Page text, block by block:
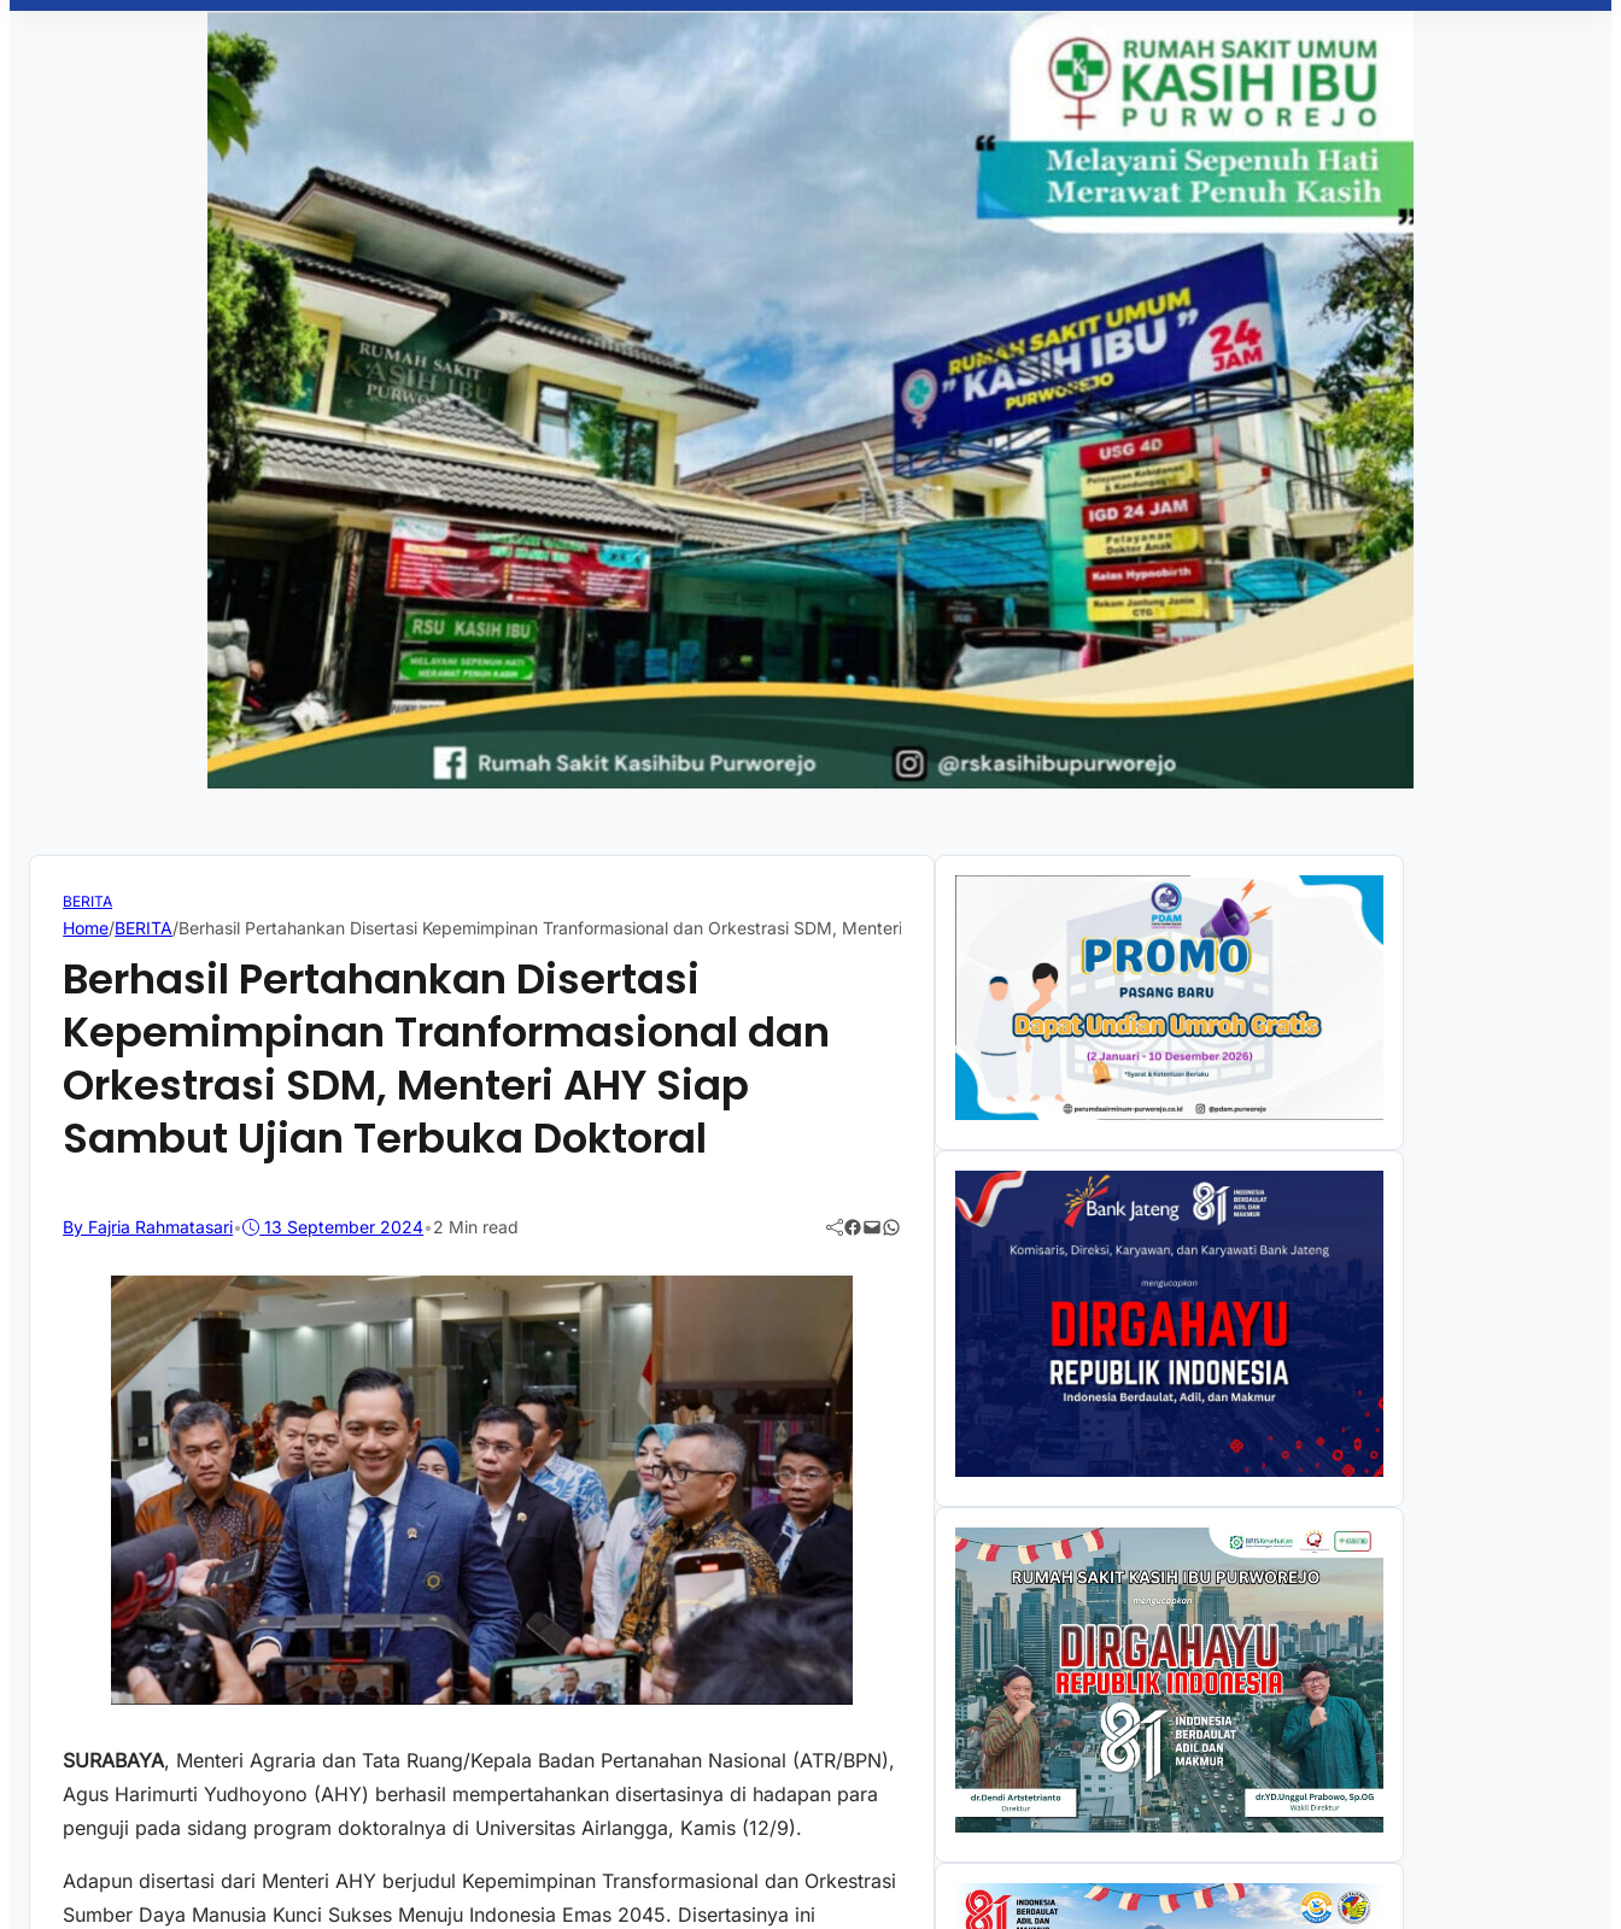
BERITA
Home/BERITA/Berhasil Pertahankan Disertasi Kepemimpinan Tranformasional dan Orkestrasi SDM, Menteri AHY Siap Sambut Ujian Terbuka Doktoral
Berhasil Pertahankan Disertasi
Kepemimpinan Tranformasional dan
Orkestrasi SDM, Menteri AHY Siap
Sambut Ujian Terbuka Doktoral
By Fajria Rahmatasari• 13 September 2024•2 Min read Facebook Mail WhatsApp
SURABAYA, Menteri Agraria dan Tata Ruang/Kepala Badan Pertanahan Nasional (ATR/BPN),
Agus Harimurti Yudhoyono (AHY) berhasil mempertahankan disertasinya di hadapan para
penguji pada sidang program doktoralnya di Universitas Airlangga, Kamis (12/9).
Adapun disertasi dari Menteri AHY berjudul Kepemimpinan Transformasional dan Orkestrasi
Sumber Daya Manusia Kunci Sukses Menuju Indonesia Emas 2045. Disertasinya ini